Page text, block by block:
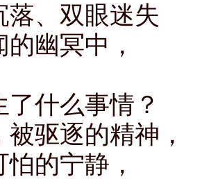
落、双眼迷失
幽冥中，
了什么事情？
驱逐的精神，
的宁静，